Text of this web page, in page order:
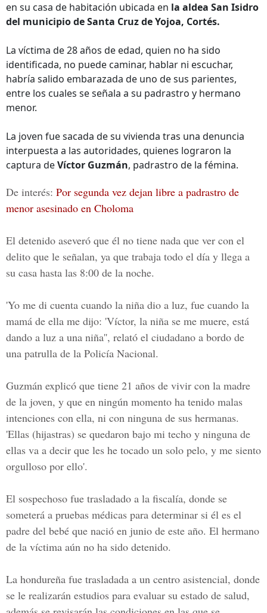
en su casa de habitación ubicada en la aldea San Isidro
del municipio de Santa Cruz de Yojoa, Cortés.
La víctima de 28 años de edad, quien no ha sido
identificada, no puede caminar, hablar ni escuchar,
habría salido embarazada de uno de sus parientes,
entre los cuales se señala a su padrastro y hermano
menor.
La joven fue sacada de su vivienda tras una denuncia
interpuesta a las autoridades, quienes lograron la
captura deVíctor Guzmán, padrastro de la fémina.
De interés: Por segunda vez dejan libre a padrastro de
menor asesinado en Choloma
El detenido aseveró que él no tiene nada que ver con el
delito que le señalan, ya que trabaja todo el día y llega a
su casa hasta las 8:00 de la noche.
'Yo me di cuenta cuando la niña dio a luz, fue cuando la
mamá de ella me dijo: 'Víctor, la niña se me muere, está
dando a luz a una niña'', relató el ciudadano a bordo de
una patrulla de la Policía Nacional.
Guzmán explicó que tiene 21 años de vivir con la madre
de la joven, y que en ningún momento ha tenido malas
intenciones con ella, ni con ninguna de sus hermanas.
'Ellas (hijastras) se quedaron bajo mi techo y ninguna de
ellas va a decir que les he tocado un solo pelo, y me siento
orgulloso por ello'.
El sospechoso fue trasladado a la fiscalía, donde se
someterá a pruebas médicas para determinar si él es el
padre del bebé que nació en junio de este año. El hermano
de la víctima aún no ha sido detenido.
La hondureña fue trasladada a un centro asistencial, donde
se le realizarán estudios para evaluar su estado de salud,